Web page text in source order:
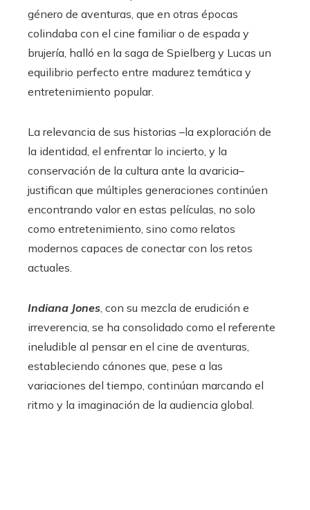
género de aventuras, que en otras épocas
colindaba con el cine familiar o de espada y
brujería, halló en la saga de Spielberg y Lucas un
equilibrio perfecto entre madurez temática y
entretenimiento popular.
La relevancia de sus historias –la exploración de
la identidad, el enfrentar lo incierto, y la
conservación de la cultura ante la avaricia–
justifican que múltiples generaciones continúen
encontrando valor en estas películas, no solo
como entretenimiento, sino como relatos
modernos capaces de conectar con los retos
actuales.
Indiana Jones, con su mezcla de erudición e
irreverencia, se ha consolidado como el referente
ineludible al pensar en el cine de aventuras,
estableciendo cánones que, pese a las
variaciones del tiempo, continúan marcando el
ritmo y la imaginación de la audiencia global.